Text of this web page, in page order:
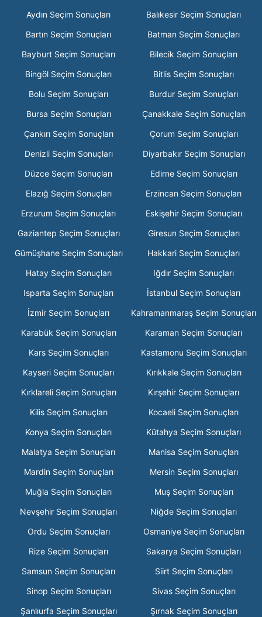
Aydın Seçim Sonuçları
Balıkesir Seçim Sonuçları
Bartın Seçim Sonuçları
Batman Seçim Sonuçları
Bayburt Seçim Sonuçları
Bilecik Seçim Sonuçları
Bingöl Seçim Sonuçları
Bitlis Seçim Sonuçları
Bolu Seçim Sonuçları
Burdur Seçim Sonuçları
Bursa Seçim Sonuçları
Çanakkale Seçim Sonuçları
Çankırı Seçim Sonuçları
Çorum Seçim Sonuçları
Denizli Seçim Sonuçları
Diyarbakır Seçim Sonuçları
Düzce Seçim Sonuçları
Edirne Seçim Sonuçları
Elazığ Seçim Sonuçları
Erzincan Seçim Sonuçları
Erzurum Seçim Sonuçları
Eskişehir Seçim Sonuçları
Gaziantep Seçim Sonuçları
Giresun Seçim Sonuçları
Gümüşhane Seçim Sonuçları
Hakkari Seçim Sonuçları
Hatay Seçim Sonuçları
Iğdır Seçim Sonuçları
Isparta Seçim Sonuçları
İstanbul Seçim Sonuçları
İzmir Seçim Sonuçları
Kahramanmaraş Seçim Sonuçları
Karabük Seçim Sonuçları
Karaman Seçim Sonuçları
Kars Seçim Sonuçları
Kastamonu Seçim Sonuçları
Kayseri Seçim Sonuçları
Kırıkkale Seçim Sonuçları
Kırklareli Seçim Sonuçları
Kırşehir Seçim Sonuçları
Kilis Seçim Sonuçları
Kocaeli Seçim Sonuçları
Konya Seçim Sonuçları
Kütahya Seçim Sonuçları
Malatya Seçim Sonuçları
Manisa Seçim Sonuçları
Mardin Seçim Sonuçları
Mersin Seçim Sonuçları
Muğla Seçim Sonuçları
Muş Seçim Sonuçları
Nevşehir Seçim Sonuçları
Niğde Seçim Sonuçları
Ordu Seçim Sonuçları
Osmaniye Seçim Sonuçları
Rize Seçim Sonuçları
Sakarya Seçim Sonuçları
Samsun Seçim Sonuçları
Siirt Seçim Sonuçları
Sinop Seçim Sonuçları
Sivas Seçim Sonuçları
Şanlıurfa Seçim Sonuçları
Şırnak Seçim Sonuçları